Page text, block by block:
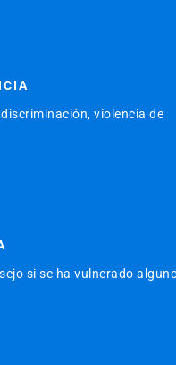
violencia de
si se ha vulnerado